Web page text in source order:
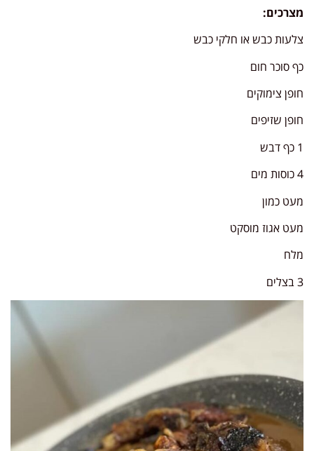
מצרכים:
צלעות כבש או חלקי כבש
כף סוכר חום
חופן צימוקים
חופן שזיפים
1 כף דבש
4 כוסות מים
מעט כמון
מעט אגוז מוסקט
מלח
3 בצלים